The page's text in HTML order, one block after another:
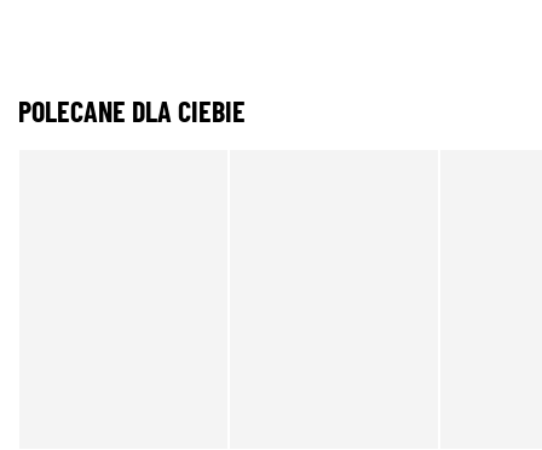
POLECANE DLA CIEBIE